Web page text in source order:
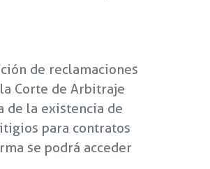
de reclamaciones
Corte de Arbitraje
de la existencia de
para contratos
se podrá acceder